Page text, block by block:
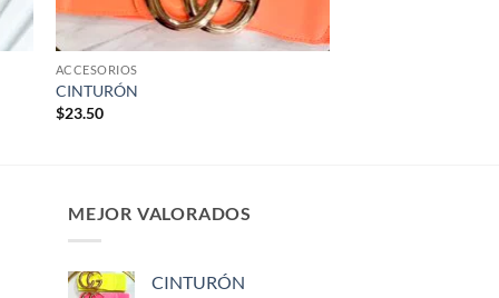
ACCESORIOS
CINTURÓN
$23.50
MEJOR VALORADOS
CINTURÓN